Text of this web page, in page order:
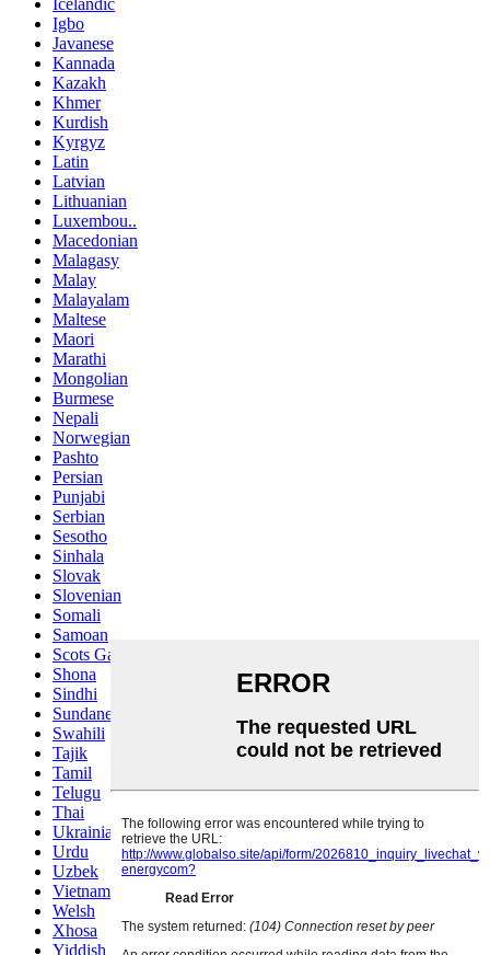
Icelandic
Igbo
Javanese
Kannada
Kazakh
Khmer
Kurdish
Kyrgyz
Latin
Latvian
Lithuanian
Luxembou..
Macedonian
Malagasy
Malay
Malayalam
Maltese
Maori
Marathi
Mongolian
Burmese
Nepali
Norwegian
Pashto
Persian
Punjabi
Serbian
Sesotho
Sinhala
Slovak
Slovenian
Somali
Samoan
Scots Gaelic
Shona
Sindhi
Sundanese
Swahili
Tajik
Tamil
Telugu
Thai
Ukrainian
Urdu
Uzbek
Vietnamese
Welsh
Xhosa
Yiddish